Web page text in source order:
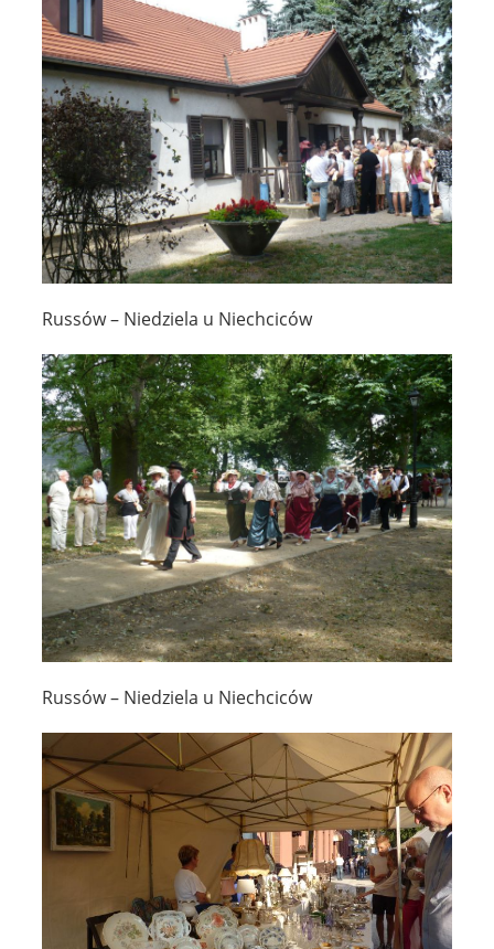
Russów – Niedziela u Niechciców
Russów – Niedziela u Niechciców